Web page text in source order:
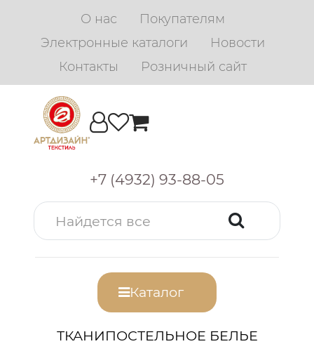
О нас
Покупателям
Электронные каталоги
Новости
Контакты
Розничный сайт
+7 (4932) 93-88-05
Каталог
ТКАНИПОСТЕЛЬНОЕ БЕЛЬЕ